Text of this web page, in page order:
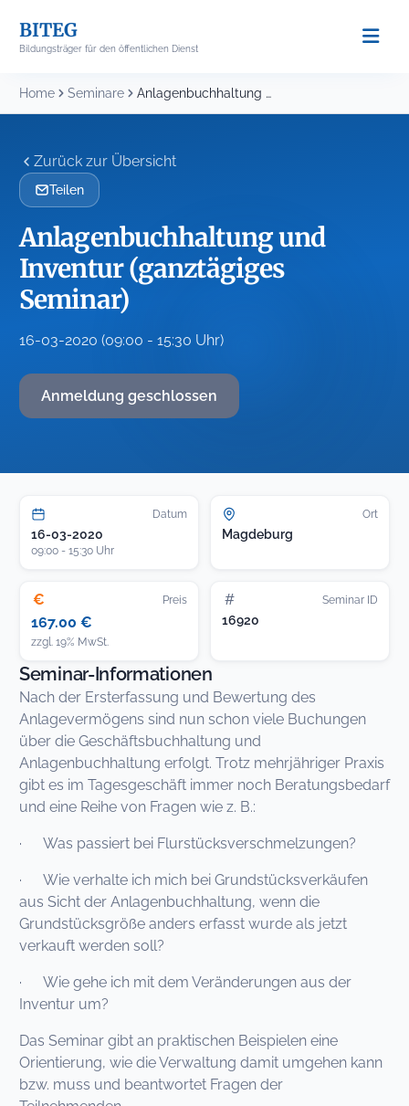
content
BITEG
Bildungsträger für den öffentlichen Dienst
Home Seminare Anlagenbuchhaltung und Inventur (ganztägiges Seminar)
Zurück zur Übersicht
Teilen
Anlagenbuchhaltung und
Inventur (ganztägiges
Seminar)
16-03-2020 (09:00 - 15:30 Uhr)
Anmeldung geschlossen
Datum
16-03-2020
09:00 - 15:30 Uhr
Ort
Magdeburg
€ Preis
167.00 €
zzgl. 19% MwSt.
# Seminar ID
16920
Seminar-Informationen
Nach der Ersterfassung und Bewertung des
Anlagevermögens sind nun schon viele Buchungen
über die Geschäftsbuchhaltung und
Anlagenbuchhaltung erfolgt. Trotz mehrjähriger Praxis
gibt es im Tagesgeschäft immer noch Beratungsbedarf
und eine Reihe von Fragen wie z. B.:
· Was passiert bei Flurstücksverschmelzungen?
· Wie verhalte ich mich bei Grundstücksverkäufen
aus Sicht der Anlagenbuchhaltung, wenn die
Grundstücksgröße anders erfasst wurde als jetzt
verkauft werden soll?
· Wie gehe ich mit dem Veränderungen aus der
Inventur um?
Das Seminar gibt an praktischen Beispielen eine
Orientierung, wie die Verwaltung damit umgehen kann
bzw. muss und beantwortet Fragen der